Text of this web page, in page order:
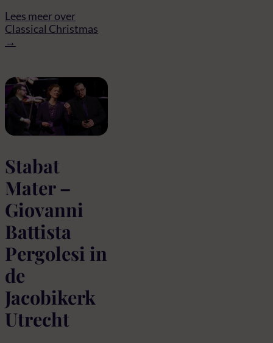
Lees meer over
Classical Christmas
→
Stabat
Mater –
Giovanni
Battista
Pergolesi in
de
Jacobikerk
Utrecht